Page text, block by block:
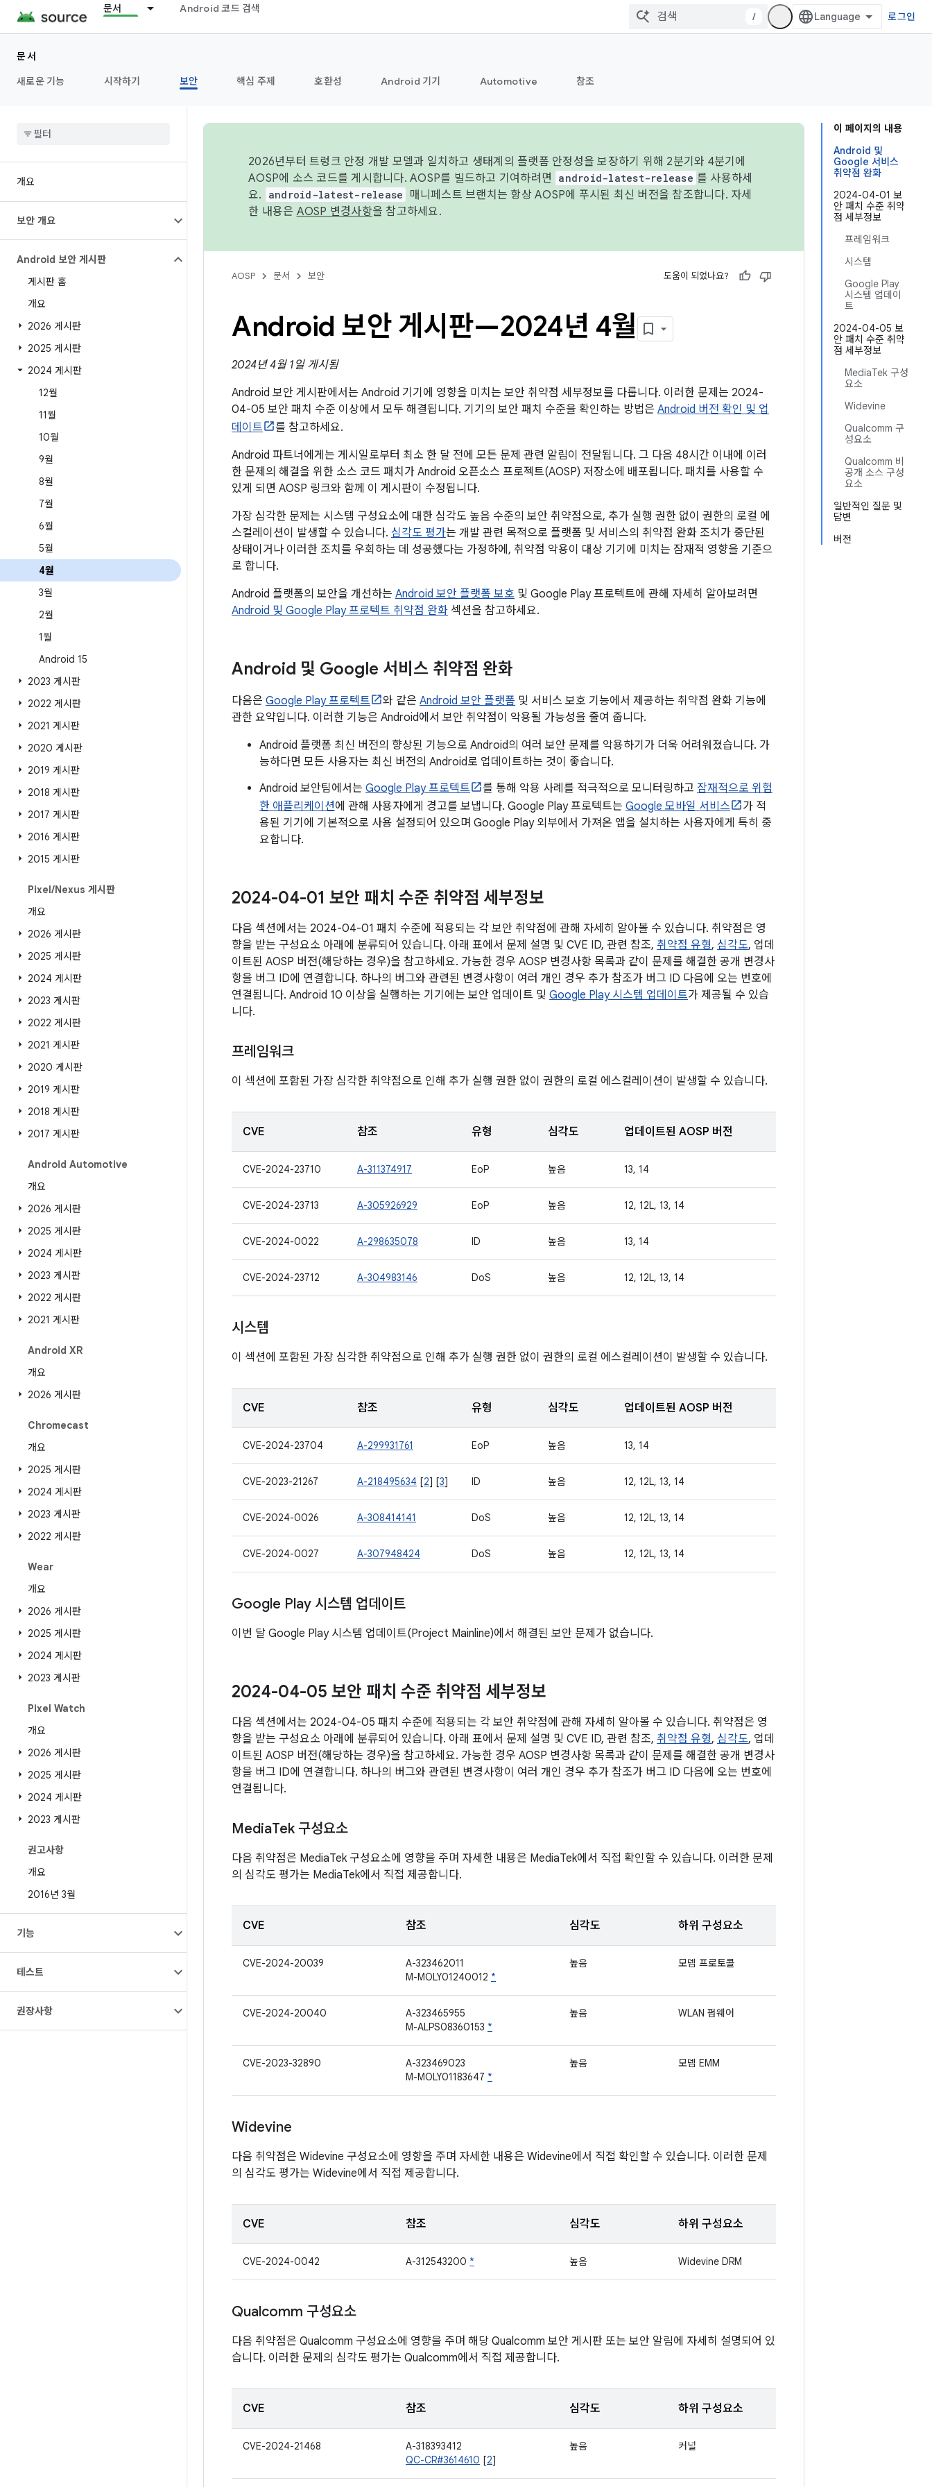
문서 Android 코드 검색
/ 로그인
문서
새로운 기능
시작하기 보안 핵심 주제 호환성 Android 기기 Automotive 참조
개요
보안 개요
Android 보안 게시판
게시판 홈
개요
2026 게시판
2025 게시판
2024 게시판
12월
11월
10월
9월
8월
7월
6월
5월
4월
3월
2월
1월
Android 15
2023 게시판
2022 게시판
2021 게시판
2020 게시판
2019 게시판
2018 게시판
2017 게시판
2016 게시판
2015 게시판
Pixel/Nexus 게시판
개요
2026 게시판
2025 게시판
2024 게시판
2023 게시판
2022 게시판
2021 게시판
2020 게시판
2019 게시판
2018 게시판
2017 게시판
Android Automotive
개요
2026 게시판
2025 게시판
2024 게시판
2023 게시판
2022 게시판
2021 게시판
Android XR
개요
2026 게시판
Chromecast
개요
2025 게시판
2024 게시판
2023 게시판
2022 게시판
Wear
개요
2026 게시판
2025 게시판
2024 게시판
2023 게시판
Pixel Watch
개요
2026 게시판
2025 게시판
2024 게시판
2023 게시판
권고사항
개요
2016년 3월
기능
테스트
권장사항
이 페이지의 내용
Android 및
Google 서비스
취약점 완화
2024-04-01 보
안 패치 수준 취약
점 세부정보
프레임워크
시스템
Google Play
시스템 업데이
트
2024-04-05 보
안 패치 수준 취약
점 세부정보
MediaTek 구성
요소
Widevine
Qualcomm 구
성요소
Qualcomm 비
공개 소스 구성
요소
일반적인 질문 및
답변
버전
2026년부터 트렁크 안정 개발 모델과 일치하고 생태계의 플랫폼 안정성을 보장하기 위해 2분기와 4분기에
AOSP에 소스 코드를 게시합니다. AOSP를 빌드하고 기여하려면
android-latest-release 를 사용하세
요.
android-latest-release
매니페스트 브랜치는 항상 AOSP에 푸시된 최신 버전을 참조합니다. 자세
한 내용은 AOSP 변경사항을 참고하세요.
AOSP 문서 보안 도움이 되었나요?
Android 보안 게시판—2024년 4월
2024년 4월 1일 게시됨
Android 보안 게시판에서는 Android 기기에 영향을 미치는 보안 취약점 세부정보를 다룹니다. 이러한 문제는 2024-
04-05 보안 패치 수준 이상에서 모두 해결됩니다. 기기의 보안 패치 수준을 확인하는 방법은 Android 버전 확인 및 업
데이트
를 참고하세요.
Android 파트너에게는 게시일로부터 최소 한 달 전에 모든 문제 관련 알림이 전달됩니다. 그 다음 48시간 이내에 이러
한 문제의 해결을 위한 소스 코드 패치가 Android 오픈소스 프로젝트(AOSP) 저장소에 배포됩니다. 패치를 사용할 수
있게 되면 AOSP 링크와 함께 이 게시판이 수정됩니다.
가장 심각한 문제는 시스템 구성요소에 대한 심각도 높음 수준의 보안 취약점으로, 추가 실행 권한 없이 권한의 로컬 에
스컬레이션이 발생할 수 있습니다. 심각도 평가는 개발 관련 목적으로 플랫폼 및 서비스의 취약점 완화 조치가 중단된
상태이거나 이러한 조치를 우회하는 데 성공했다는 가정하에, 취약점 악용이 대상 기기에 미치는 잠재적 영향을 기준으
로 합니다.
Android 플랫폼의 보안을 개선하는 Android 보안 플랫폼 보호 및 Google Play 프로텍트에 관해 자세히 알아보려면
Android 및 Google Play 프로텍트 취약점 완화 섹션을 참고하세요.
Android 및 Google 서비스 취약점 완화
다음은 Google Play 프로텍트 와 같은 Android 보안 플랫폼 및 서비스 보호 기능에서 제공하는 취약점 완화 기능에
관한 요약입니다. 이러한 기능은 Android에서 보안 취약점이 악용될 가능성을 줄여 줍니다.
Android 플랫폼 최신 버전의 향상된 기능으로 Android의 여러 보안 문제를 악용하기가 더욱 어려워졌습니다. 가
능하다면 모든 사용자는 최신 버전의 Android로 업데이트하는 것이 좋습니다.
Android 보안팀에서는 Google Play 프로텍트 를 통해 악용 사례를 적극적으로 모니터링하고 잠재적으로 위험
한 애플리케이션에 관해 사용자에게 경고를 보냅니다. Google Play 프로텍트는 Google 모바일 서비스
가 적
용된 기기에 기본적으로 사용 설정되어 있으며 Google Play 외부에서 가져온 앱을 설치하는 사용자에게 특히 중
요합니다.
2024-04-01 보안 패치 수준 취약점 세부정보
다음 섹션에서는 2024-04-01 패치 수준에 적용되는 각 보안 취약점에 관해 자세히 알아볼 수 있습니다. 취약점은 영
향을 받는 구성요소 아래에 분류되어 있습니다. 아래 표에서 문제 설명 및 CVE ID, 관련 참조, 취약점 유형, 심각도, 업데
이트된 AOSP 버전(해당하는 경우)을 참고하세요. 가능한 경우 AOSP 변경사항 목록과 같이 문제를 해결한 공개 변경사
항을 버그 ID에 연결합니다. 하나의 버그와 관련된 변경사항이 여러 개인 경우 추가 참조가 버그 ID 다음에 오는 번호에
연결됩니다. Android 10 이상을 실행하는 기기에는 보안 업데이트 및 Google Play 시스템 업데이트가 제공될 수 있습
니다.
프레임워크
이 섹션에 포함된 가장 심각한 취약점으로 인해 추가 실행 권한 없이 권한의 로컬 에스컬레이션이 발생할 수 있습니다.
CVE 참조 유형 심각도 업데이트된 AOSP 버전
CVE-2024-23710 A-311374917 EoP 높음 13, 14
CVE-2024-23713 A-305926929 EoP 높음 12, 12L, 13, 14
CVE-2024-0022 A-298635078 ID 높음 13, 14
CVE-2024-23712 A-304983146 DoS 높음 12, 12L, 13, 14
시스템
이 섹션에 포함된 가장 심각한 취약점으로 인해 추가 실행 권한 없이 권한의 로컬 에스컬레이션이 발생할 수 있습니다.
CVE 참조 유형 심각도 업데이트된 AOSP 버전
CVE-2024-23704 A-299931761 EoP 높음 13, 14
CVE-2023-21267 A-218495634 [2] [3] ID 높음 12, 12L, 13, 14
CVE-2024-0026 A-308414141 DoS 높음 12, 12L, 13, 14
CVE-2024-0027 A-307948424 DoS 높음 12, 12L, 13, 14
Google Play 시스템 업데이트
이번 달 Google Play 시스템 업데이트(Project Mainline)에서 해결된 보안 문제가 없습니다.
2024-04-05 보안 패치 수준 취약점 세부정보
다음 섹션에서는 2024-04-05 패치 수준에 적용되는 각 보안 취약점에 관해 자세히 알아볼 수 있습니다. 취약점은 영
향을 받는 구성요소 아래에 분류되어 있습니다. 아래 표에서 문제 설명 및 CVE ID, 관련 참조, 취약점 유형, 심각도, 업데
이트된 AOSP 버전(해당하는 경우)을 참고하세요. 가능한 경우 AOSP 변경사항 목록과 같이 문제를 해결한 공개 변경사
항을 버그 ID에 연결합니다. 하나의 버그와 관련된 변경사항이 여러 개인 경우 추가 참조가 버그 ID 다음에 오는 번호에
연결됩니다.
MediaTek 구성요소
다음 취약점은 MediaTek 구성요소에 영향을 주며 자세한 내용은 MediaTek에서 직접 확인할 수 있습니다. 이러한 문제
의 심각도 평가는 MediaTek에서 직접 제공합니다.
CVE 참조 심각도 하위 구성요소
CVE-2024-20039
A-323462011
M-MOLY01240012 *
높음 모뎀 프로토콜
CVE-2024-20040
A-323465955
M-ALPS08360153 *
높음 WLAN 펌웨어
CVE-2023-32890
A-323469023
M-MOLY01183647 *
높음 모뎀 EMM
Widevine
다음 취약점은 Widevine 구성요소에 영향을 주며 자세한 내용은 Widevine에서 직접 확인할 수 있습니다. 이러한 문제
의 심각도 평가는 Widevine에서 직접 제공합니다.
CVE 참조 심각도 하위 구성요소
CVE-2024-0042 A-312543200 * 높음 Widevine DRM
Qualcomm 구성요소
다음 취약점은 Qualcomm 구성요소에 영향을 주며 해당 Qualcomm 보안 게시판 또는 보안 알림에 자세히 설명되어 있
습니다. 이러한 문제의 심각도 평가는 Qualcomm에서 직접 제공합니다.
CVE 참조 심각도 하위 구성요소
CVE-2024-21468
A-318393412
QC-CR#3614610 [2]
높음 커널